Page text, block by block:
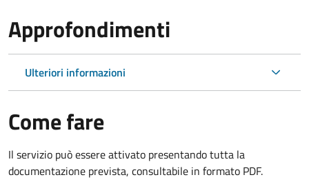
Approfondimenti
Ulteriori informazioni
Come fare
Il servizio può essere attivato presentando tutta la
documentazione prevista, consultabile in formato PDF.